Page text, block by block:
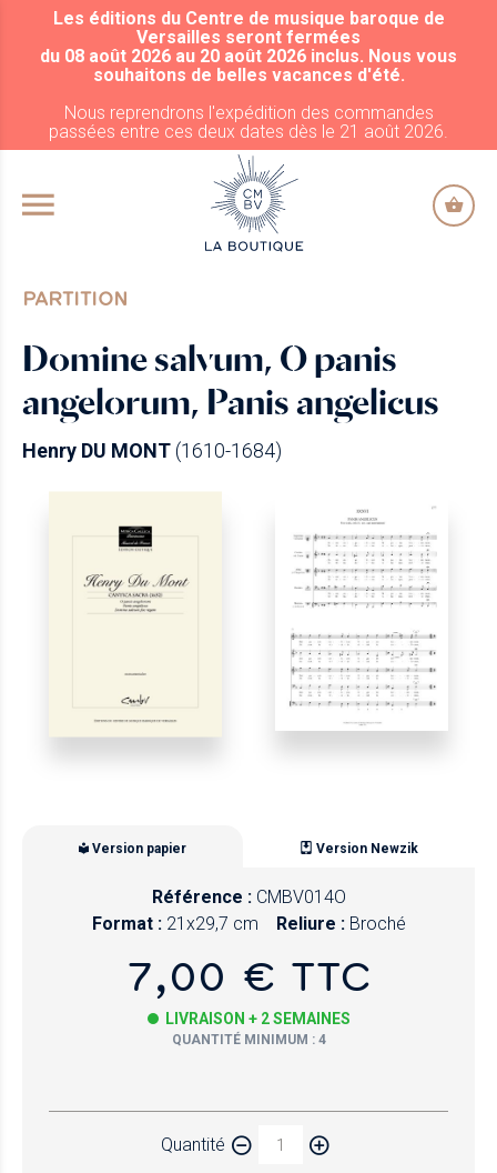
ALLER AU CONTENU PRINCIPAL
Les éditions du Centre de musique baroque de
Versailles seront fermées
du 08 août 2026 au 20 août 2026 inclus. Nous vous
souhaitons de belles vacances d'été.
Nous reprendrons l'expédition des commandes
passées entre ces deux dates dès le 21 août 2026.
PARTITION
Domine salvum, O panis
angelorum, Panis angelicus
Henry DU MONT(1610-1684)
Version papier Version Newzik
Référence : CMBV014O
Format : 21x29,7 cm Reliure : Broché
7,00 € TTC
LIVRAISON + 2 SEMAINES
QUANTITÉ MINIMUM : 4
Quantité